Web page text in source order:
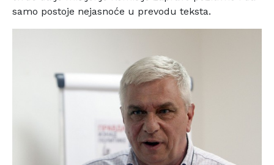
samo postoje nejasnoće u prevodu teksta.